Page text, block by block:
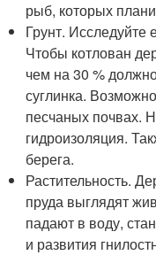
рыб, которых
Грунт. Исследуйте
Чтобы котлован
чем на 30 %
суглинка.
песчаных почвах.
гидроизоляция.
берега.
Растительность.
пруда выглядят
падают в воду,
и развития